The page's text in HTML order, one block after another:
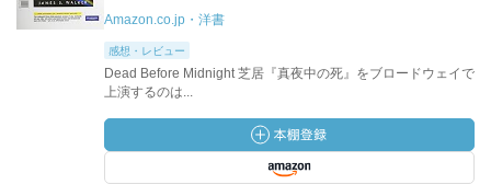
Amazon.co.jp・洋書
感想・レビュー
Dead Before Midnight 芝居『真夜中の死』をブロードウェイで
上演するのは...